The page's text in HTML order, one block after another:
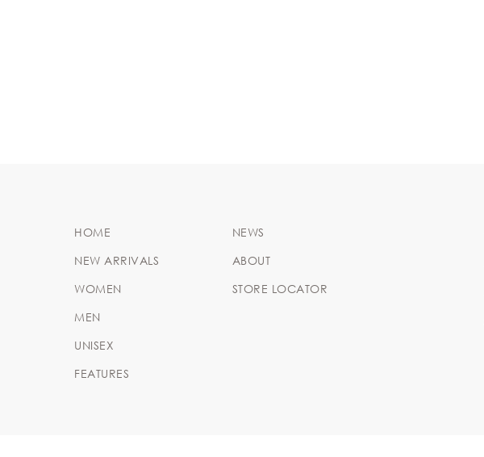
HOME
NEW ARRIVALS
WOMEN
MEN
UNISEX
FEATURES
NEWS
ABOUT
STORE LOCATOR